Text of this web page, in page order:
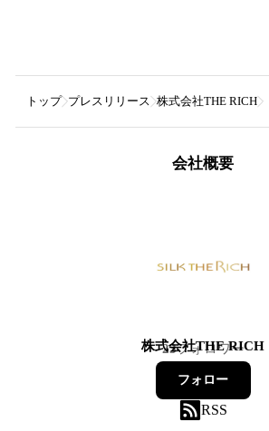
トップ プレスリリース 株式会社THE RICH
会社概要
株式会社THE RICH
23フォロワー
フォロー
RSS